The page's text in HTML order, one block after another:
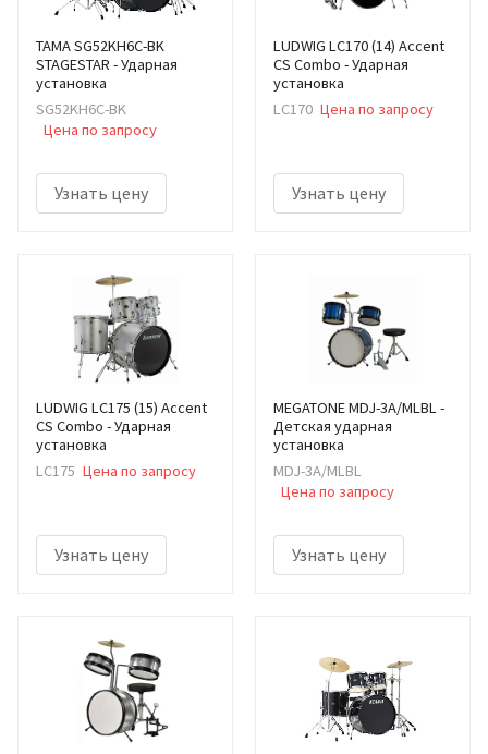
TAMA SG52KH6C-BK
STAGESTAR - Ударная
установка
SG52KH6C-BK
Цена по запросу
Узнать цену
LUDWIG LC170 (14) Accent
CS Combo - Ударная
установка
LC170 Цена по запросу
Узнать цену
LUDWIG LC175 (15) Accent
CS Combo - Ударная
установка
LC175 Цена по запросу
Узнать цену
MEGATONE MDJ-3A/MLBL -
Детская ударная
установка
MDJ-3A/MLBL
Цена по запросу
Узнать цену